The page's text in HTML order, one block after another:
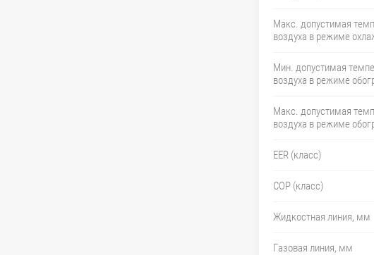
Макс. допустимая
воздуха в режиме
Мин. допустимая
воздуха в режиме
Макс. допустимая
воздуха в режиме
EER (класс)
COP (класс)
Жидкостная линия, мм
Газовая линия, мм